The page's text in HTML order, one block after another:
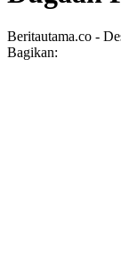
Beritautama.co -
Bagikan: